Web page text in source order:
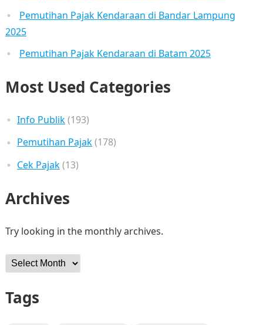
Pemutihan Pajak Kendaraan di Bandar Lampung
2025
Pemutihan Pajak Kendaraan di Batam 2025
Most Used Categories
Info Publik(193)
Pemutihan Pajak(178)
Cek Pajak(13)
Archives
Try looking in the monthly archives.
Archives
Tags